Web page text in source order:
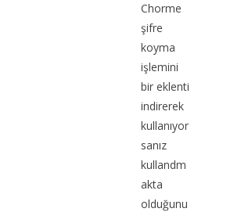
Chorme
şifre
koyma
işlemini
bir eklenti
indirerek
kullanıyor
sanız
kullandm
akta
olduğunu